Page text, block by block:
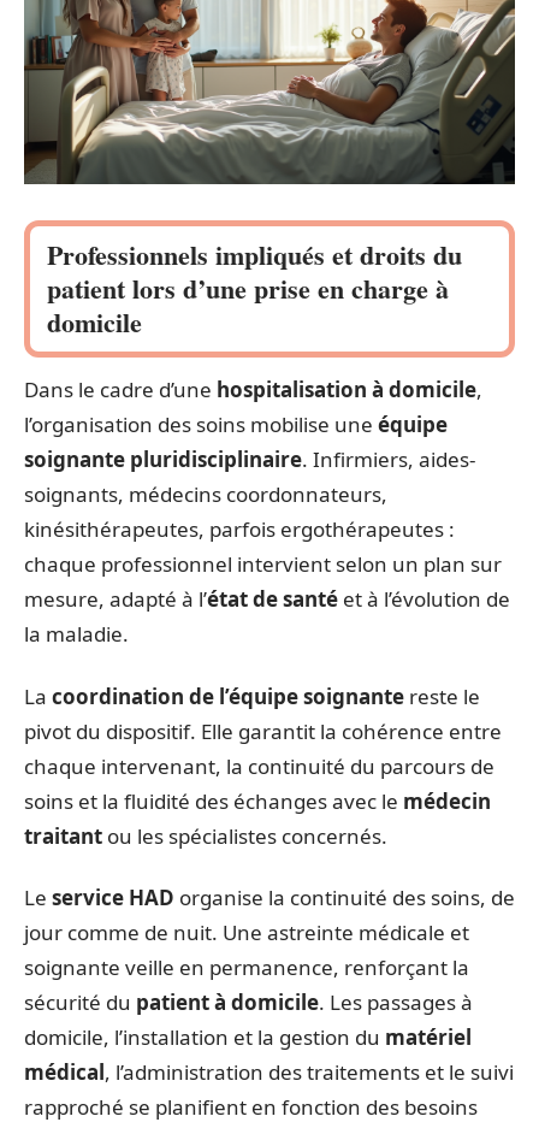
Professionnels impliqués et droits du
patient lors d’une prise en charge à
domicile
Dans le cadre d’une hospitalisation à domicile,
l’organisation des soins mobilise une équipe
soignante pluridisciplinaire. Infirmiers, aides-
soignants, médecins coordonnateurs,
kinésithérapeutes, parfois ergothérapeutes :
chaque professionnel intervient selon un plan sur
mesure, adapté à l’état de santé et à l’évolution de
la maladie.
La coordination de l’équipe soignante reste le
pivot du dispositif. Elle garantit la cohérence entre
chaque intervenant, la continuité du parcours de
soins et la fluidité des échanges avec le médecin
traitant ou les spécialistes concernés.
Le service HAD organise la continuité des soins, de
jour comme de nuit. Une astreinte médicale et
soignante veille en permanence, renforçant la
sécurité du patient à domicile. Les passages à
domicile, l’installation et la gestion du matériel
médical, l’administration des traitements et le suivi
rapproché se planifient en fonction des besoins